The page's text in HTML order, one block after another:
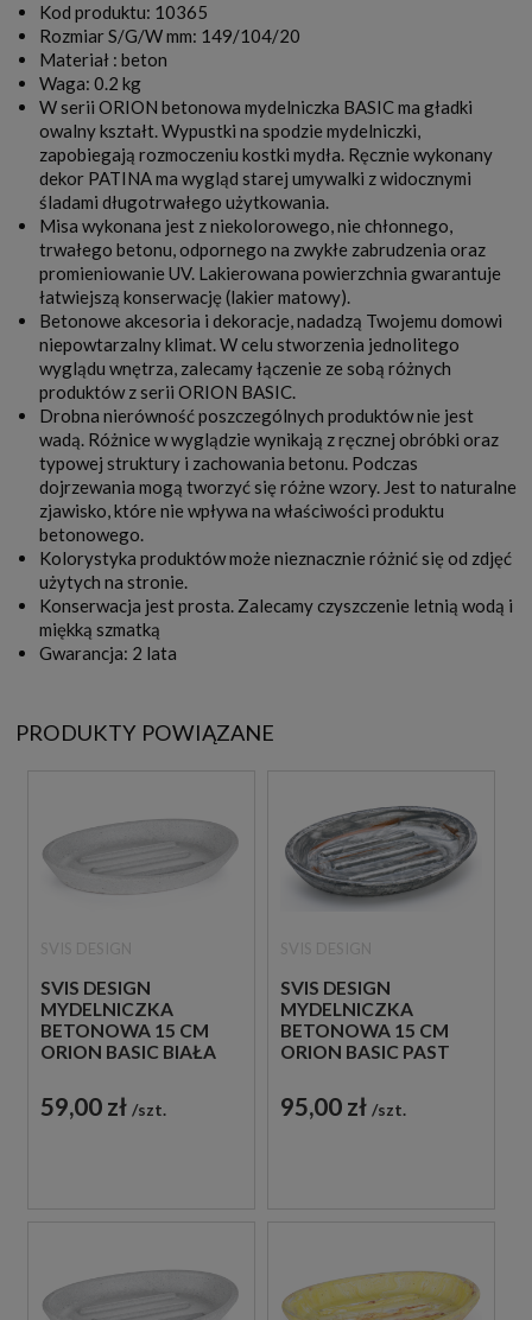
Kod produktu: 10365
Rozmiar S/G/W mm: 149/104/20
Materiał : beton
Waga: 0.2 kg
W serii ORION betonowa mydelniczka BASIC ma gładki
owalny kształt. Wypustki na spodzie mydelniczki,
zapobiegają rozmoczeniu kostki mydła. Ręcznie wykonany
dekor PATINA ma wygląd starej umywalki z widocznymi
śladami długotrwałego użytkowania.
Misa wykonana jest z niekolorowego, nie chłonnego,
trwałego betonu, odpornego na zwykłe zabrudzenia oraz
promieniowanie UV. Lakierowana powierzchnia gwarantuje
łatwiejszą konserwację (lakier matowy).
Betonowe akcesoria i dekoracje, nadadzą Twojemu domowi
niepowtarzalny klimat. W celu stworzenia jednolitego
wyglądu wnętrza, zalecamy łączenie ze sobą różnych
produktów z serii ORION BASIC.
Drobna nierówność poszczególnych produktów nie jest
wadą. Różnice w wyglądzie wynikają z ręcznej obróbki oraz
typowej struktury i zachowania betonu. Podczas
dojrzewania mogą tworzyć się różne wzory. Jest to naturalne
zjawisko, które nie wpływa na właściwości produktu
betonowego.
Kolorystyka produktów może nieznacznie różnić się od zdjęć
użytych na stronie.
Konserwacja jest prosta. Zalecamy czyszczenie letnią wodą i
miękką szmatką
Gwarancja: 2 lata
PRODUKTY POWIĄZANE
SVIS DESIGN
MYDELNICZKA
BETONOWA 15 CM
ORION BASIC BIAŁA
59,00 zł szt.
SVIS DESIGN
MYDELNICZKA
BETONOWA 15 CM
ORION BASIC PAST
95,00 zł szt.